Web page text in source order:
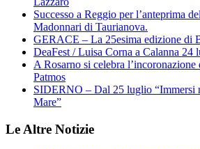
Successo a Reggio per l’anteprima
Madonnari di Taurianova.
GERACE – La 25esima edizione di
DeaFest / Luisa Corna a Calanna 24
A Rosarno si celebra
Patmos
SIDERNO – Dal 25 luglio “Immersi
Mare”
Le Altre Notizie